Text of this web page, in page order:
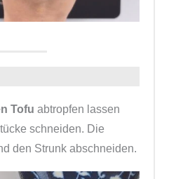
Tofu abtropfen lassen
schneiden. Die
den Strunk abschneiden.